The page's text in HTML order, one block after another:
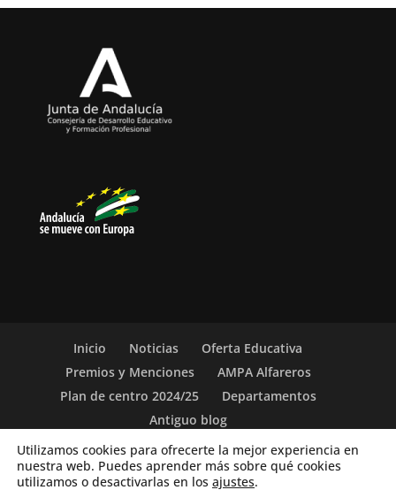
Inicio Noticias
Oferta Educativa
Premios y Menciones
AMPA Alfareros
Plan de centro 2024/25
Departamentos
Antiguo blog
(c) 2019-26. IES Vicente Aleixandre. Sevilla. c/ San
Utilizamos cookies para ofrecerte la mejor experiencia en
nuestra web. Puedes aprender más sobre qué cookies
utilizamos o desactivarlas en los ajustes.